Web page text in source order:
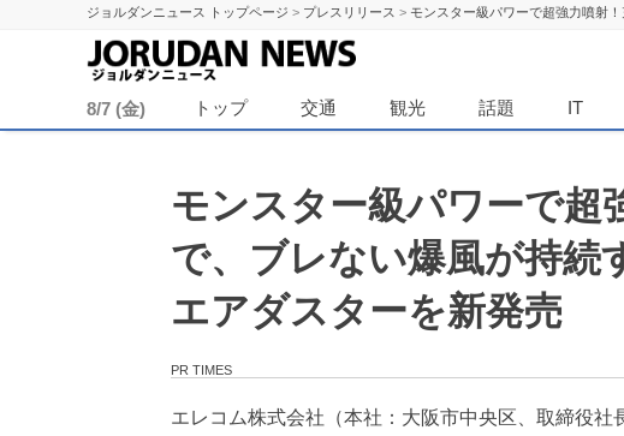
ジョルダンニュース トップページ > プレスリリース > モンスター級パワーで超強力噴射
8/7 (金) トップ 交通 観光 話題 IT
モンスター級パワーで超
で、ブレない爆風が持続
エアダスターを新発売
PR TIMES
エレコム株式会社（本社：大阪市中央区、取締役